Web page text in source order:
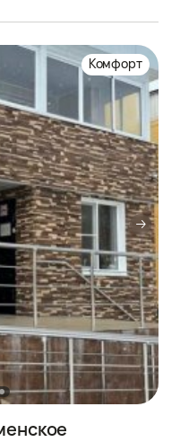
Комфорт